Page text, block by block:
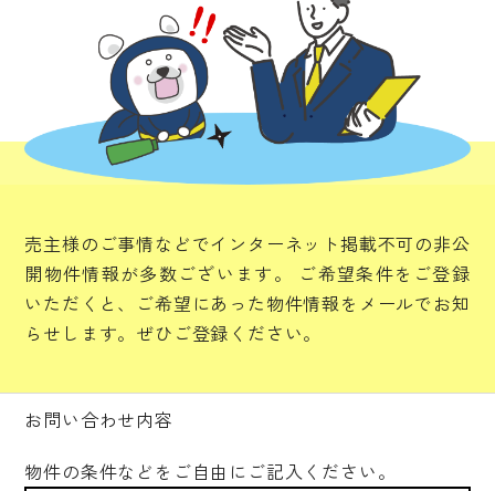
売主様のご事情などでインターネット掲載不可の非公
開物件情報が多数ございます。
ご希望条件をご登録
いただくと、ご希望にあった物件情報をメールでお知
らせします。ぜひご登録ください。
お問い合わせ内容
物件の条件などをご自由にご記入ください。